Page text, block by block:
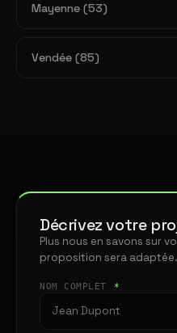
Mayenne (53)
Vendée (85)
Décrivez votre
Plus nous en savons sur
proposition sera adaptée.
NOM COMPLET *